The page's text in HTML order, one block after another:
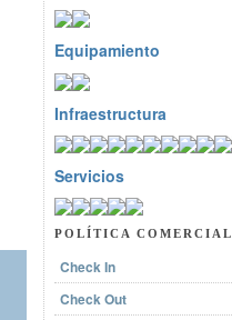
Equipamiento
Infraestructura
Servicios
POLÍTICA COMERCIAL
Check In
Check Out